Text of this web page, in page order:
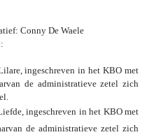
Conny De Waele
ingeschreven in het KBO met
de administratieve zetel zich
ingeschreven in het KBO met
de administratieve zetel zich